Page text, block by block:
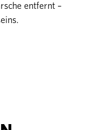
entfernt –